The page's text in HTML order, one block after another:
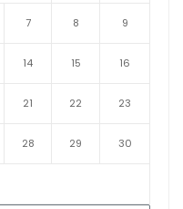
7 8 9
14 15 16
21 22 23
28 29 30